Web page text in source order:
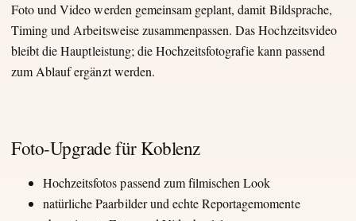
Foto und Video werden gemeinsam geplant, damit Bildsprache,
Timing und Arbeitsweise zusammenpassen. Das Hochzeitsvideo
bleibt die Hauptleistung; die Hochzeitsfotografie kann passend
zum Ablauf ergänzt werden.
Foto-Upgrade für Koblenz
Hochzeitsfotos passend zum filmischen Look
natürliche Paarbilder und echte Reportagemomente